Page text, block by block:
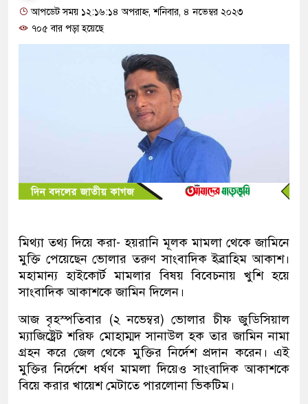
আপডেট সময় ১২:১৬:১৪ অপরাহ্ন, শনিবার, ৪ নভেম্বর ২০২৩
৭০৫ বার পড়া হয়েছে
মিথ্যা তথ্য দিয়ে করা- হয়রানি মূলক মামলা থেকে জামিনে
মুক্তি পেয়েছেন ভোলার তরুণ সাংবাদিক ইব্রাহিম আকাশ।
মহামান্য হাইকোর্ট মামলার বিষয় বিবেচনায় খুশি হয়ে
সাংবাদিক আকাশকে জামিন দিলেন।
আজ বৃহস্পতিবার (২ নভেম্বর) ভোলার চীফ জুডিসিয়াল
ম্যাজিষ্ট্রেট শরিফ মোহাম্মদ সানাউল হক তার জামিন নামা
গ্রহন করে জেল থেকে মুক্তির নির্দেশ প্রদান করেন। এই
মুক্তির নির্দেশে ধর্ষণ মামলা দিয়েও সাংবাদিক আকাশকে
বিয়ে করার খায়েশ মেটাতে পারলোনা ভিকটিম।